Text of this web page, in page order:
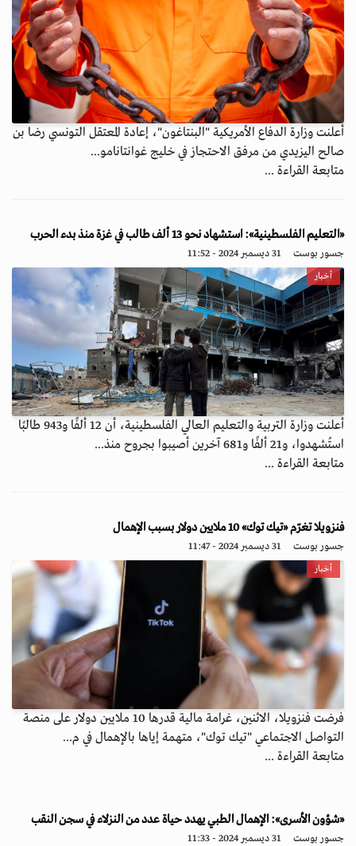
أعلنت وزارة الدفاع الأمريكية "البنتاغون"، إعادة المعتقل التونسي رضا بن
صالح اليزيدي من مرفق الاحتجاز في خليج غوانتانامو...
متابعة القراءة ...
«التعليم الفلسطينية»: استشهاد نحو 13 ألف طالب في غزة منذ بدء الحرب
جسور بوست 31 ديسمبر 2024 - 11:52
أخبار
أعلنت وزارة التربية والتعليم العالي الفلسطينية، أن 12 ألفًا و943 طالبًا
استُشهدوا، و21 ألفًا و681 آخرين أصيبوا بجروح منذ...
متابعة القراءة ...
فنزويلا تغرّم «تيك توك» 10 ملايين دولار بسبب الإهمال
جسور بوست 31 ديسمبر 2024 - 11:47
أخبار
فرضت فنزويلا، الاثنين، غرامة مالية قدرها 10 ملايين دولار على منصة
التواصل الاجتماعي "تيك توك"، متهمة إياها بالإهمال في م...
متابعة القراءة ...
«شؤون الأسرى»: الإهمال الطبي يهدد حياة عدد من النزلاء في سجن النقب
جسور بوست 31 ديسمبر 2024 - 11:33